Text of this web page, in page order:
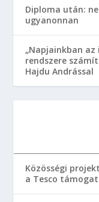
Diploma után:
ugyanonnan
„Napjainkban
rendszere
Hajdu Andrással
Közösségi
a Tesco